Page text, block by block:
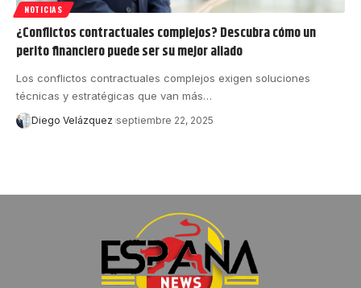
NOTICIAS
¿Conflictos contractuales complejos? Descubra cómo un
perito financiero puede ser su mejor aliado
Los conflictos contractuales complejos exigen soluciones
técnicas y estratégicas que van más…
Diego Velázquez septiembre 22, 2025